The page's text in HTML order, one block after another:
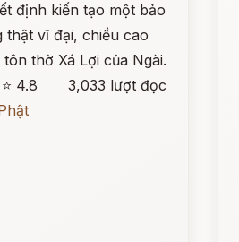
định kiến tạo một bảo
thật vĩ đại, chiều cao
thờ Xá Lợi của Ngài.
⭐ 4.8
3,033 lượt đọc